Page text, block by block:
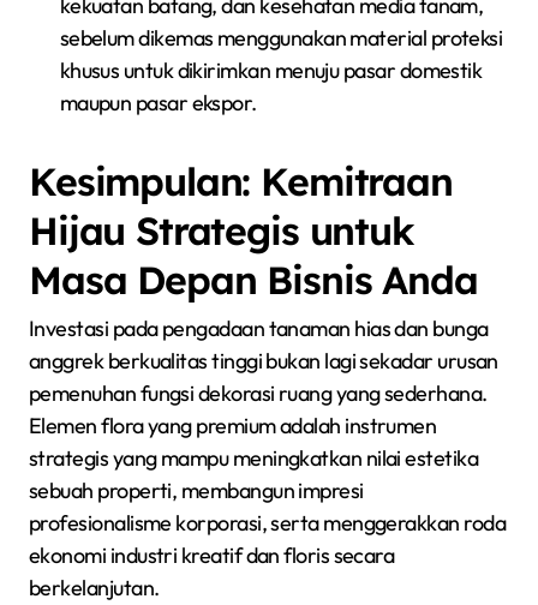
sebelum dikemas menggunakan material proteksi
khusus untuk dikirimkan menuju pasar domestik
maupun pasar ekspor.
Kesimpulan: Kemitraan
Hijau Strategis untuk
Masa Depan Bisnis Anda
Investasi pada pengadaan tanaman hias dan bunga
anggrek berkualitas tinggi bukan lagi sekadar urusan
pemenuhan fungsi dekorasi ruang yang sederhana.
Elemen flora yang premium adalah instrumen
strategis yang mampu meningkatkan nilai estetika
sebuah properti, membangun impresi
profesionalisme korporasi, serta menggerakkan roda
ekonomi industri kreatif dan floris secara
berkelanjutan.